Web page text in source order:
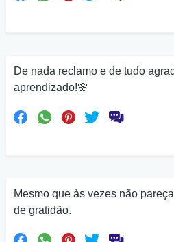
De nada reclamo e de tudo
aprendizado!🌸
Mesmo que às vezes não
de gratidão.